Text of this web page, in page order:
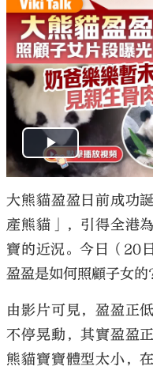
大熊貓盈盈日前成功
產熊貓」，引得全港
寶的近況。今日（20
盈盈是如何照顧子女的
由影片可見，盈盈正
不停晃動，其實盈盈
熊貓寶寶體型太小，